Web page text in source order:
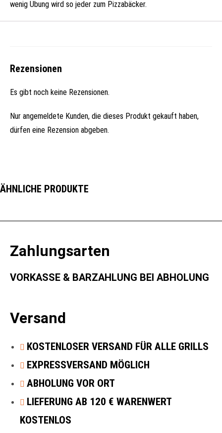
wenig Übung wird so jeder zum Pizzabäcker.
Rezensionen
Es gibt noch keine Rezensionen.
Nur angemeldete Kunden, die dieses Produkt gekauft haben,
dürfen eine Rezension abgeben.
ÄHNLICHE PRODUKTE
Zahlungsarten
VORKASSE & BARZAHLUNG BEI ABHOLUNG
Versand
KOSTENLOSER VERSAND FÜR ALLE GRILLS
EXPRESSVERSAND MÖGLICH
ABHOLUNG VOR ORT
LIEFERUNG AB 120 € WARENWERT
KOSTENLOS